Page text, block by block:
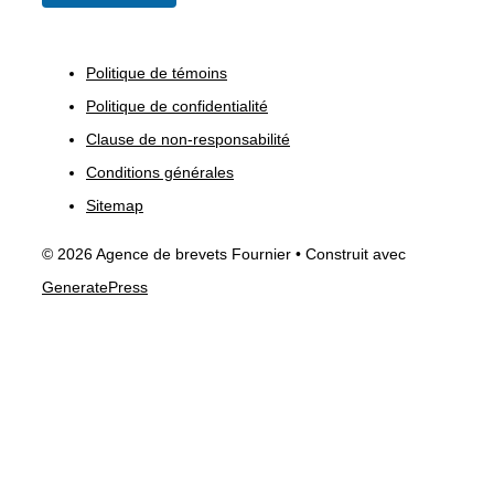
Politique de témoins
Politique de confidentialité
Clause de non-responsabilité
Conditions générales
Sitemap
© 2026 Agence de brevets Fournier • Construit avec
GeneratePress